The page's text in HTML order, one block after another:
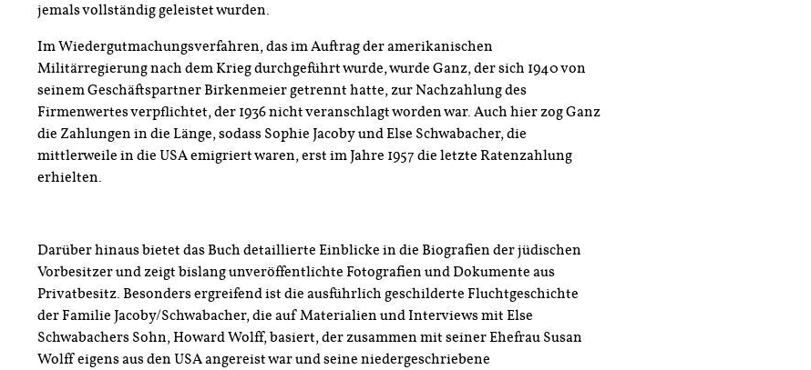
jemals vollständig geleistet wurden.
Im Wiedergutmachungsverfahren, das im Auftrag der amerikanischen
Militärregierung nach dem Krieg durchgeführt wurde, wurde Ganz, der sich 1940 von
seinem Geschäftspartner Birkenmeier getrennt hatte, zur Nachzahlung des
Firmenwertes verpflichtet, der 1936 nicht veranschlagt worden war. Auch hier zog Ganz
die Zahlungen in die Länge, sodass Sophie Jacoby und Else Schwabacher, die
mittlerweile in die USA emigriert waren, erst im Jahre 1957 die letzte Ratenzahlung
erhielten.
Darüber hinaus bietet das Buch detaillierte Einblicke in die Biografien der jüdischen
Vorbesitzer und zeigt bislang unveröffentlichte Fotografien und Dokumente aus
Privatbesitz. Besonders ergreifend ist die ausführlich geschilderte Fluchtgeschichte
der Familie Jacoby/Schwabacher, die auf Materialien und Interviews mit Else
Schwabachers Sohn, Howard Wolff, basiert, der zusammen mit seiner Ehefrau Susan
Wolff eigens aus den USA angereist war und seine niedergeschriebene